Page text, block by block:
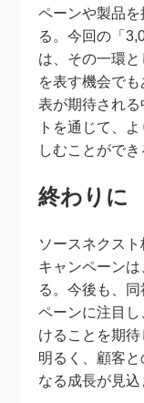
ペーンや製品
る。今回の「
は、その一環
を表す機会で
表が期待され
トを通じて、
しむことができ
終わりに
ソースネクスト
キャンペーン
る。今後も、
ペーンに注目
けることを期
明るく、顧客
なる成長が見込